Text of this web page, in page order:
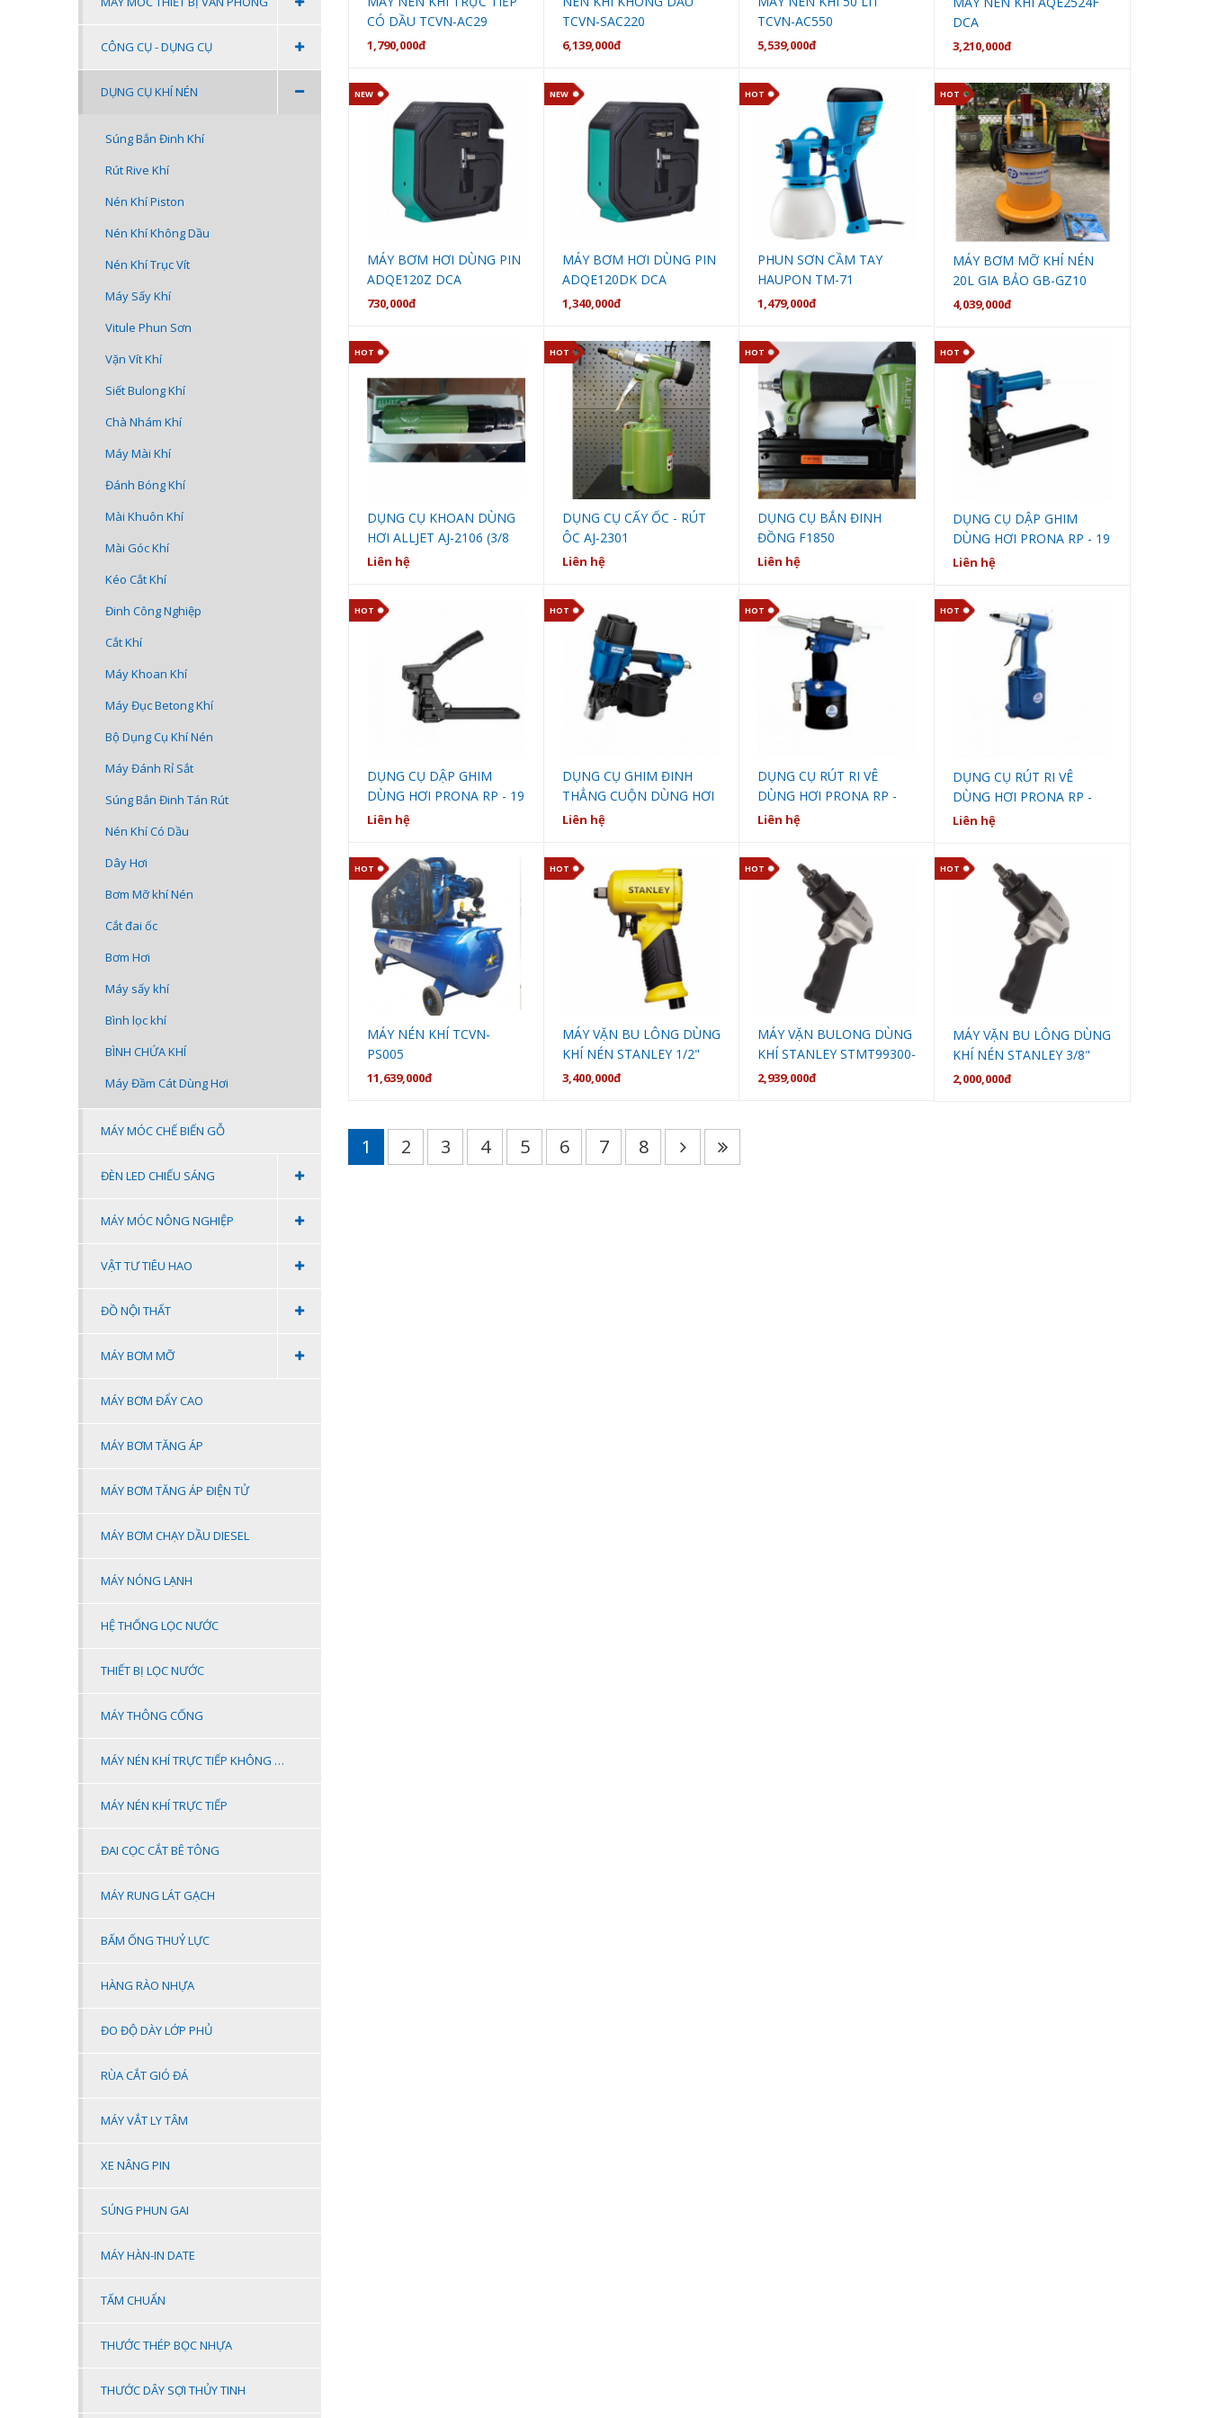
CÔNG CỤ - DỤNG CỤ
DỤNG CỤ KHÍ NÉN
Súng Bắn Đinh Khí
Rút Rive Khí
Nén Khí Piston
Nén Khí Không Dầu
Nén Khí Trục Vít
Máy Sấy Khí
Vitule Phun Sơn
Vặn Vít Khí
Siết Bulong Khí
Chà Nhám Khí
Máy Mài Khí
Đánh Bóng Khí
Mài Khuôn Khí
Mài Góc Khí
Kéo Cắt Khí
Đinh Công Nghiệp
Cắt Khí
Máy Khoan Khí
Máy Đục Betong Khí
Bộ Dụng Cụ Khí Nén
Máy Đánh Rỉ Sắt
Súng Bắn Đinh Tán Rút
Nén Khí Có Dầu
Dây Hơi
Bơm Mỡ khí Nén
Cắt đai ốc
Bơm Hơi
Máy sấy khí
Bình lọc khí
BÌNH CHỨA KHÍ
Máy Đầm Cát Dùng Hơi
MÁY MÓC CHẾ BIẾN GỖ
ĐÈN LED CHIẾU SÁNG
MÁY MÓC NÔNG NGHIỆP
VẬT TƯ TIÊU HAO
ĐỒ NỘI THẤT
MÁY BƠM MỠ
MÁY BƠM ĐẨY CAO
MÁY BƠM TĂNG ÁP
MÁY BƠM TĂNG ÁP ĐIỆN TỬ
MÁY BƠM CHẠY DẦU DIESEL
MÁY NÓNG LẠNH
HỆ THỐNG LỌC NƯỚC
THIẾT BỊ LỌC NƯỚC
MÁY THÔNG CỐNG
MÁY NÉN KHÍ TRỰC TIẾP KHÔNG DẦU
MÁY NÉN KHÍ TRỰC TIẾP
ĐAI CỌC CẮT BÊ TÔNG
MÁY RUNG LÁT GẠCH
BẤM ỐNG THUỶ LỰC
HÀNG RÀO NHỰA
ĐO ĐỘ DÀY LỚP PHỦ
RÙA CẮT GIÓ ĐÁ
MÁY VẮT LY TÂM
XE NÂNG PIN
SÚNG PHUN GAI
MÁY HÀN-IN DATE
TẤM CHUẨN
THƯỚC THÉP BỌC NHỰA
THƯỚC DÂY SỢI THỦY TINH
CÓ DẦU TCVN-AC29
1,790,000đ
TCVN-SAC220
6,139,000đ
TCVN-AC550
5,539,000đ
DCA
3,210,000đ
MÁY BƠM HƠI DÙNG PIN
ADQE120Z DCA
730,000đ
NEW
MÁY BƠM HƠI DÙNG PIN
ADQE120DK DCA
1,340,000đ
NEW
PHUN SƠN CẦM TAY
HAUPON TM-71
1,479,000đ
HOT
MÁY BƠM MỠ KHÍ NÉN
20L GIA BẢO GB-GZ10
4,039,000đ
HOT
DỤNG CỤ KHOAN DÙNG
HƠI ALLJET AJ-2106 (3/8
IN)
Liên hệ
HOT
DỤNG CỤ CẤY ỐC - RÚT
ÔC AJ-2301
Liên hệ
HOT
DỤNG CỤ BẮN ĐINH
ĐỒNG F1850
Liên hệ
HOT
DỤNG CỤ DẬP GHIM
DÙNG HƠI PRONA RP - 19
- 35
Liên hệ
HOT
DỤNG CỤ DẬP GHIM
DÙNG HƠI PRONA RP - 19
- 35M
Liên hệ
HOT
DỤNG CỤ GHIM ĐINH
THẲNG CUỘN DÙNG HƠI
PRONA C33.100-A1
Liên hệ
HOT
DỤNG CỤ RÚT RI VÊ
DÙNG HƠI PRONA RP -
7190
Liên hệ
HOT
DỤNG CỤ RÚT RI VÊ
DÙNG HƠI PRONA RP -
7333
Liên hệ
HOT
MÁY NÉN KHÍ TCVN-
PS005
11,639,000đ
HOT
MÁY VẶN BU LÔNG DÙNG
KHÍ NÉN STANLEY 1/2"
STMT74840-8
3,400,000đ
HOT
MÁY VẶN BULONG DÙNG
KHÍ STANLEY STMT99300-
8
2,939,000đ
HOT
MÁY VẶN BU LÔNG DÙNG
KHÍ NÉN STANLEY 3/8"
STMT70116-8
2,000,000đ
HOT
1 2 3 4 5 6 7 8